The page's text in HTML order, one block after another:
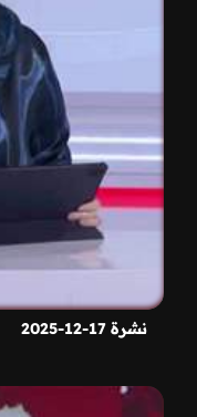
نشرة 17-12-2025